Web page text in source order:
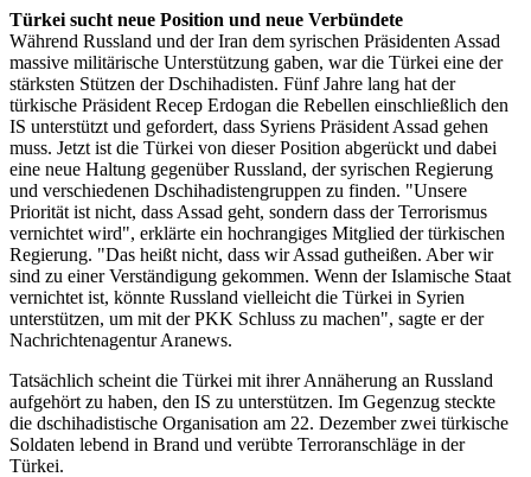
Türkei sucht neue Position und neue Verbündete
Während Russland und der Iran dem syrischen Präsidenten Assad
massive militärische Unterstützung gaben, war die Türkei eine der
stärksten Stützen der Dschihadisten. Fünf Jahre lang hat der
türkische Präsident Recep Erdogan die Rebellen einschließlich den
IS unterstützt und gefordert, dass Syriens Präsident Assad gehen
muss. Jetzt ist die Türkei von dieser Position abgerückt und dabei
eine neue Haltung gegenüber Russland, der syrischen Regierung
und verschiedenen Dschihadistengruppen zu finden. "Unsere
Priorität ist nicht, dass Assad geht, sondern dass der Terrorismus
vernichtet wird", erklärte ein hochrangiges Mitglied der türkischen
Regierung. "Das heißt nicht, dass wir Assad gutheißen. Aber wir
sind zu einer Verständigung gekommen. Wenn der Islamische Staat
vernichtet ist, könnte Russland vielleicht die Türkei in Syrien
unterstützen, um mit der PKK Schluss zu machen", sagte er der
Nachrichtenagentur Aranews.
Tatsächlich scheint die Türkei mit ihrer Annäherung an Russland
aufgehört zu haben, den IS zu unterstützen. Im Gegenzug steckte
die dschihadistische Organisation am 22. Dezember zwei türkische
Soldaten lebend in Brand und verübte Terroranschläge in der
Türkei.